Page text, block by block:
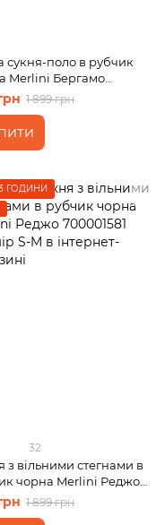
сукня-поло в рубчик
Merlini Бергамо
розмір 2XL-3XL
1 899 грн
ГОДИНИ
32
з вільними стегнами в
чорна Merlini Реджо
розмір S-M
1 899 грн